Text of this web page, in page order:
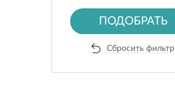
ПОДОБРАТЬ
Сбросить фильтр